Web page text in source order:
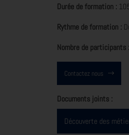
Durée de formation :
Rythme de formation :
Nombre de participants :
Contactez nous
Documents joints :
Découverte des